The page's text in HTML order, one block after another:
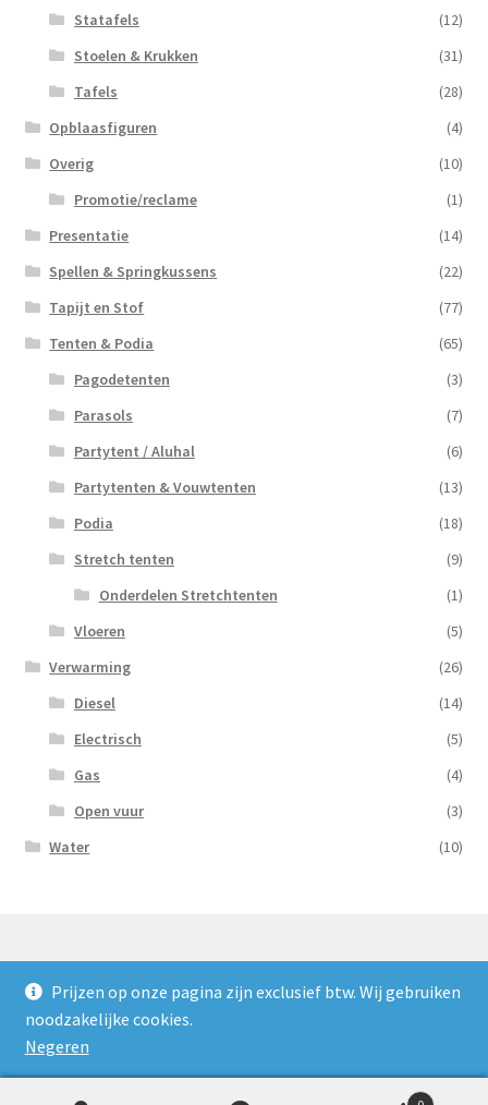
Prijzen op onze pagina zijn exclusief btw. Wij gebruiken
noodzakelijke cookies.
Negeren
Statafels
(12)
Stoelen & Krukken
(31)
Tafels
(28)
Opblaasfiguren
(4)
Overig
(10)
Promotie/reclame
(1)
Presentatie
(14)
Spellen & Springkussens
(22)
Tapijt en Stof
(77)
Tenten & Podia
(65)
Pagodetenten
(3)
Parasols
(7)
Partytent / Aluhal
(6)
Partytenten & Vouwtenten
(13)
Podia
(18)
Stretch tenten
(9)
Onderdelen Stretchtenten
(1)
Vloeren
(5)
Verwarming
(26)
Diesel
(14)
Electrisch
(5)
Gas
(4)
Open vuur
(3)
Water
(10)
© Nooijens Verhuur 2026
Privacybeleid
Gebouwd met WooCommerce